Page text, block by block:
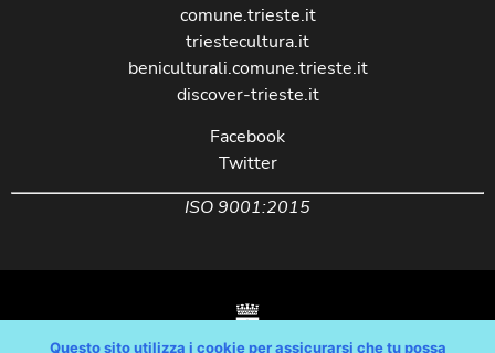
comune.trieste.it
triestecultura.it
beniculturali.comune.trieste.it
discover-trieste.it
Facebook
Twitter
ISO 9001:2015
Questo sito utilizza i cookie per assicurarsi che tu possa